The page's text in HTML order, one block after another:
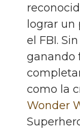
lograr un
el FBI.
ganando
como la
Wonder